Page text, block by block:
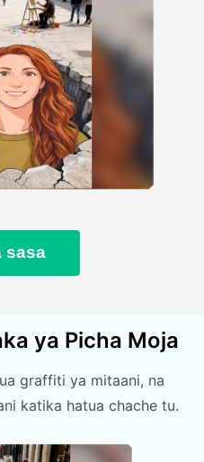
sasa
ya Picha Moja
graffiti ya mitaani, na
katika hatua chache tu.